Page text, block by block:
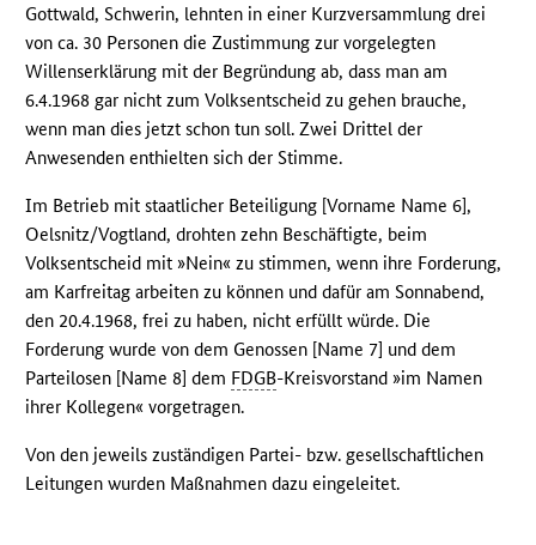
Gottwald, Schwerin, lehnten in einer Kurzversammlung drei
von ca. 30 Personen die Zustimmung zur vorgelegten
Willenserklärung mit der Begründung ab, dass man am
6.4.1968 gar nicht zum Volksentscheid zu gehen brauche,
wenn man dies jetzt schon tun soll. Zwei Drittel der
Anwesenden enthielten sich der Stimme.
Im Betrieb mit staatlicher Beteiligung [Vorname Name 6],
Oelsnitz/Vogtland, drohten zehn Beschäftigte, beim
Volksentscheid mit »Nein« zu stimmen, wenn ihre Forderung,
am Karfreitag arbeiten zu können und dafür am Sonnabend,
den 20.4.1968, frei zu haben, nicht erfüllt würde. Die
Forderung wurde von dem Genossen [Name 7] und dem
Parteilosen [Name 8] dem FDGB-Kreisvorstand »im Namen
ihrer Kollegen« vorgetragen.
Von den jeweils zuständigen Partei- bzw. gesellschaftlichen
Leitungen wurden Maßnahmen dazu eingeleitet.